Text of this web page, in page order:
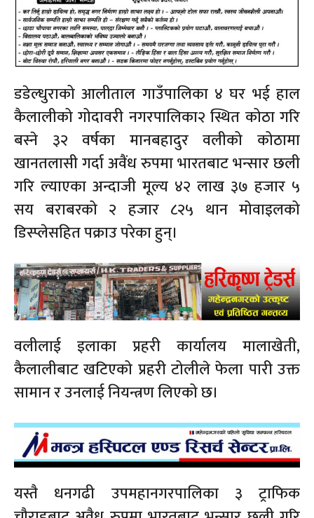
डडेल्धुराको आलीताल गाउँपालिका ४ घर भई हाल
कैलालीको गोदावरी नगरपालिका२ स्थित कोठा गरि
बस्ने ३२ वर्षका मानबहादुर वलीको कोठामा
खानतलासी गर्दा अवैंध रुपमा भारतबाट भन्सार छली
गरि ल्याएका अन्दाजी मूल्य ४२ लाख ३७ हजार ५
सय बराबरको २ हजार ८२५ थान मोवाइलको
डिस्प्लेसहित पक्राउ परेका हुन्।
वलीलाई इलाका प्रहरी कार्यालय मालाखेती,
कैलालीबाट खटिएको प्रहरी टोलीले फेला पारी उक्त
सामान र उनलाई नियन्त्रण लिएको छ।
यस्तै धनगढी उपमहानगरपालिका ३ ट्राफिक